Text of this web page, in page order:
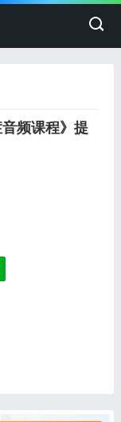
频课程》提